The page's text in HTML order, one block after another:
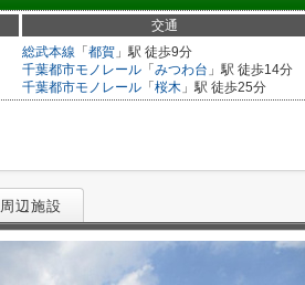
交通
総武本線 「 都賀 」駅 徒歩9分
千葉都市モノレール 「 みつわ台 」駅 徒歩14分
千葉都市モノレール 「 桜木 」駅 徒歩25分
周辺施設